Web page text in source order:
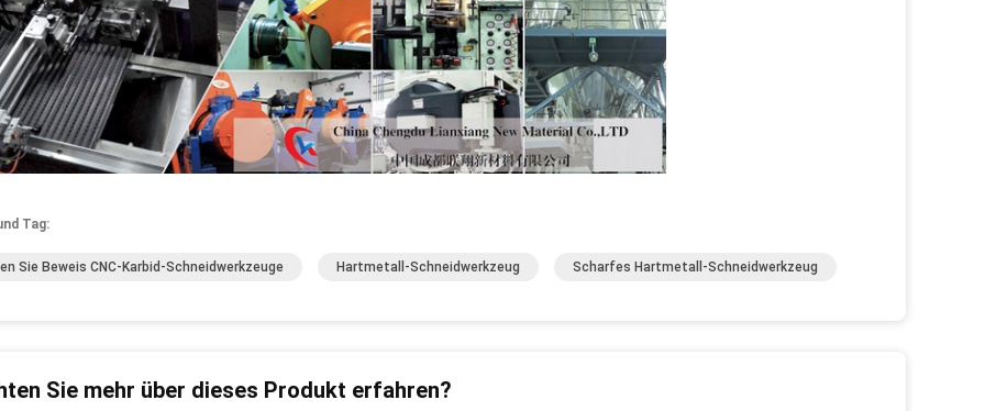
Tag:
Sie Beweis CNC-Karbid-Schneidwerkzeuge Hartmetall-Schneidwerkzeug Scharfes Hartmetall-Schneidwerkzeug
Sie mehr über dieses Produkt erfahren?